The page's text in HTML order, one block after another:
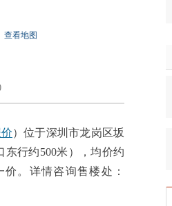
查看地图
）位于深圳市龙岗区坂
行约500米），均价约
。详情咨询售楼处：